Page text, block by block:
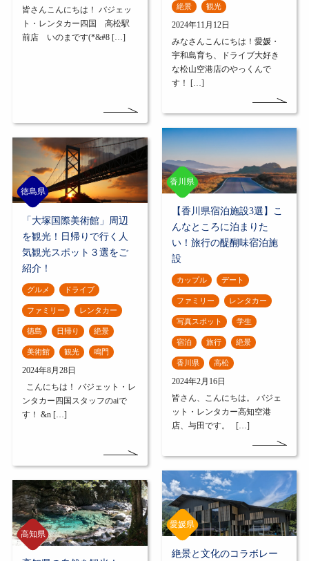
皆さんこんにちは！ バジェッ
ト・レンタカー四国 高松駅
前店 いのまです(*&#8 […]
絶景 観光
2024年11月12日
みなさんこんにちは！愛媛・
宇和島育ち、ドライブ大好き
な松山空港店のやっくんで
す！ […]
徳島県
「大塚国際美術館」周辺
を観光！日帰りで行く人
気観光スポット３選をご
紹介！
グルメ ドライブ
ファミリー レンタカー
徳島 日帰り 絶景
美術館 観光 鳴門
2024年8月28日
こんにちは！ バジェット・レ
ンタカー四国スタッフのaiで
す！ &n […]
香川県
【香川県宿泊施設3選】こ
んなところに泊まりた
い！旅行の醍醐味宿泊施
設
カップル デート
ファミリー レンタカー
写真スポット 学生
宿泊 旅行 絶景
香川県 高松
2024年2月16日
皆さん、こんにちは。 バジェ
ット・レンタカー高知空港
店、与田です。 […]
高知県
愛媛県
絶景と文化のコラボレー